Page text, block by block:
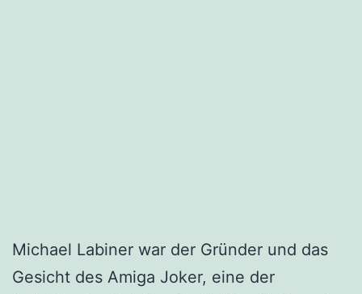
Michael Labiner war der Gründer und das
Gesicht des Amiga Joker, eine der